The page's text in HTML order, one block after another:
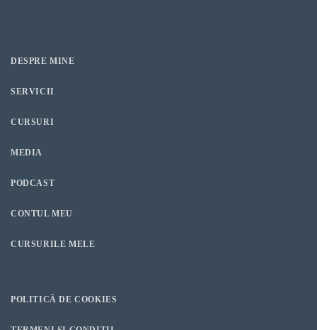
DESPRE MINE
SERVICII
CURSURI
MEDIA
PODCAST
CONTUL MEU
CURSURILE MELE
POLITICĂ DE COOKIES